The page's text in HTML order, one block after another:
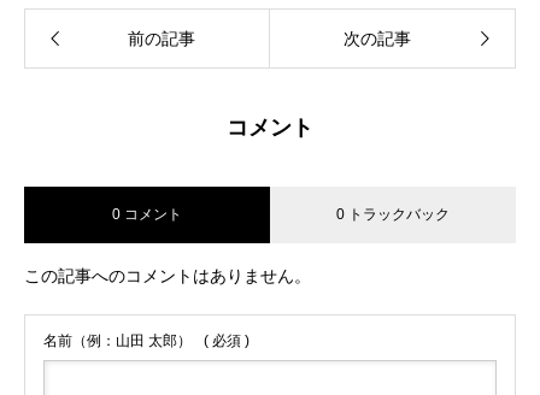
前の記事 次の記事
コメント
0 コメント 0 トラックバック
この記事へのコメントはありません。
名前（例：山田 太郎） ( 必須 )